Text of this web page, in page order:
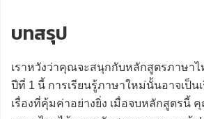
บทสรุป
เราหวังว่าคุณจะสนุกกับหลักสูตรภาษา
ปีที่ 1 นี้ การเรียนรู้ภาษาใหม่นั้นอาจเป็น
เรื่องที่คุ้มค่าอย่างยิ่ง เมื่อจบหลักสูตรนี้